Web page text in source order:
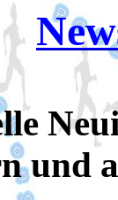
und